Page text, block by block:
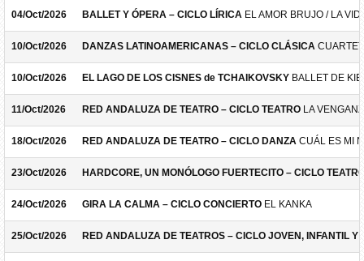
04/Oct/2026 BALLET Y ÓPERA – CICLO LÍRICA EL AMOR BRUJO / LA
10/Oct/2026 DANZAS LATINOAMERICANAS – CICLO CLÁSICA
10/Oct/2026 EL LAGO DE LOS CISNES de TCHAIKOVSKY BALLET DE
11/Oct/2026 RED ANDALUZA DE TEATRO – CICLO TEATRO LA
18/Oct/2026 RED ANDALUZA DE TEATRO – CICLO DANZA CUÁL ES MI
23/Oct/2026 HARDCORE, UN MONÓLOGO FUERTECITO – CICLO
24/Oct/2026 GIRA LA CALMA – CICLO CONCIERTO EL KANKA
25/Oct/2026 RED ANDALUZA DE TEATROS – CICLO JOVEN, INFANTIL Y